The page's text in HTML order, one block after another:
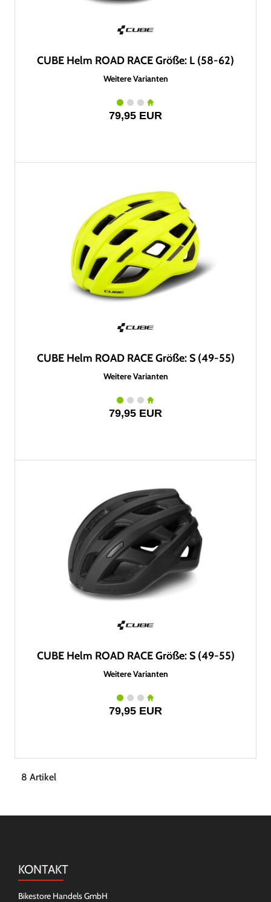
CUBE Helm ROAD RACE Größe: L (58-62)
Weitere Varianten
79,95 EUR
CUBE Helm ROAD RACE Größe: S (49-55)
Weitere Varianten
79,95 EUR
CUBE Helm ROAD RACE Größe: S (49-55)
Weitere Varianten
79,95 EUR
8 Artikel
KONTAKT
Bikestore Handels GmbH